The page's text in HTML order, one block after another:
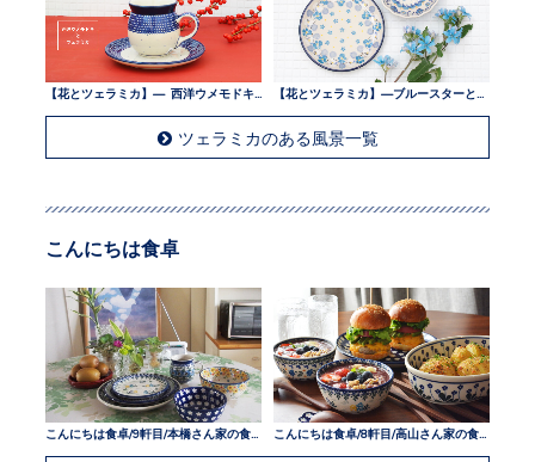
ツェラミカのある風景一覧
こんにちは食卓
こんにちは食卓/9軒目/本橋さん家の食卓